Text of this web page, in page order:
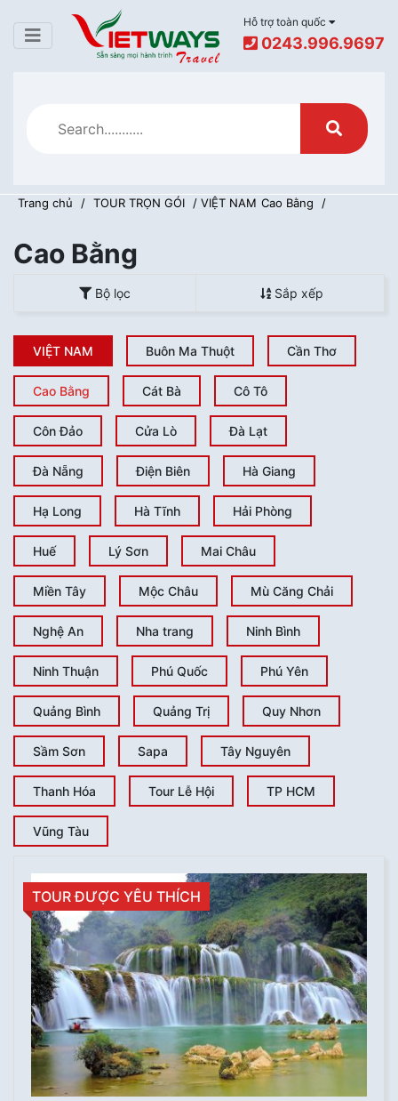
Về chúng tôi
Hướng dẫn thanh toán
Hướng dẫn đặt tour
Trao đổi & liên kết
Liên hệ
Hỗ trợ toàn quốc
0243.996.9697
Trang chủ / TOUR TRỌN GÓI / VIỆT NAM Cao Bằng /
Cao Bằng
Bộ lọc Sắp xếp
VIỆT NAM Buôn Ma Thuột Cần Thơ
Cao Bằng Cát Bà Cô Tô
Côn Đảo Cửa Lò Đà Lạt
Đà Nẵng Điện Biên Hà Giang
Hạ Long Hà Tĩnh Hải Phòng
Huế Lý Sơn Mai Châu
Miền Tây Mộc Châu Mù Căng Chải
Nghệ An Nha trang Ninh Bình
Ninh Thuận Phú Quốc Phú Yên
Quảng Bình Quảng Trị Quy Nhơn
Sầm Sơn Sapa Tây Nguyên
Thanh Hóa Tour Lễ Hội TP HCM
Vũng Tàu
TOUR ĐƯỢC YÊU THÍCH